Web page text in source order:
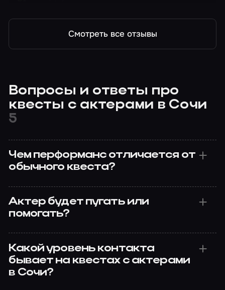
Смотреть все отзывы
Вопросы и ответы про
квесты с актерами в Сочи
5
Чем перформанс отличается от
обычного квеста?
Актер будет пугать или
помогать?
Какой уровень контакта
бывает на квестах с актерами
в Сочи?